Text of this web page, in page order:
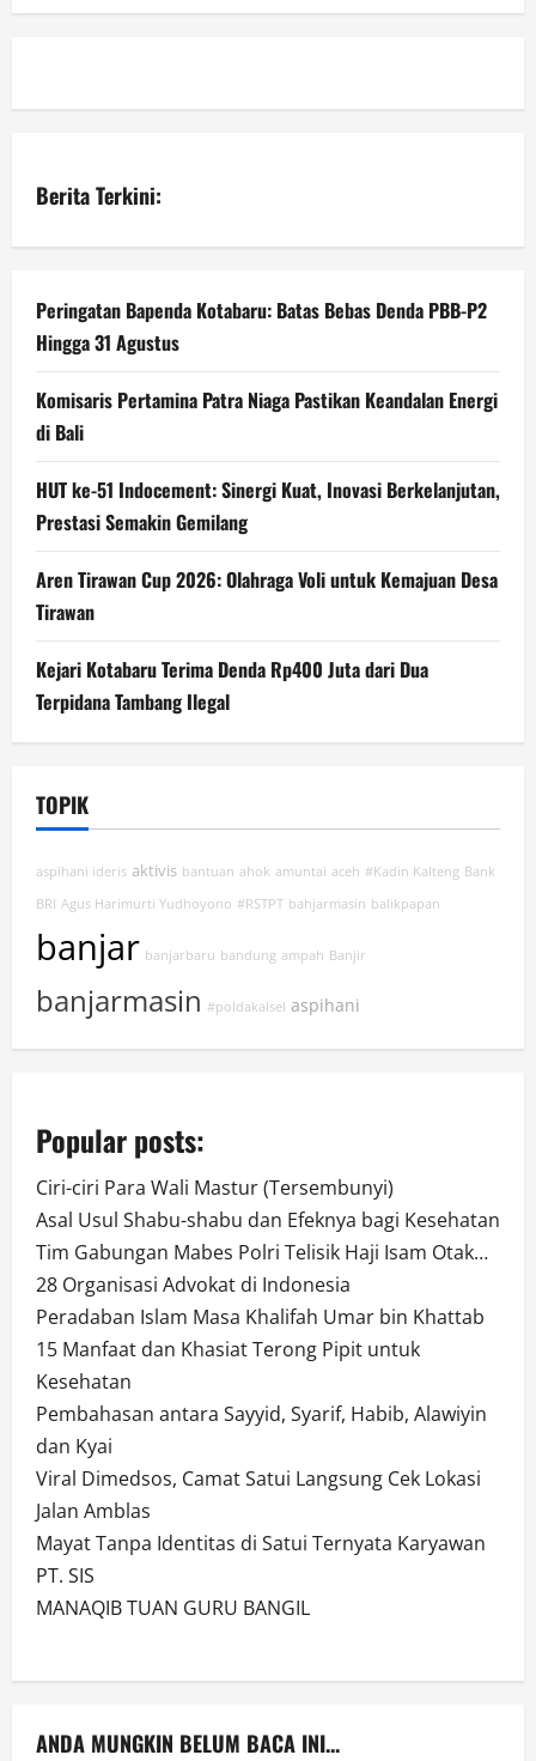
Berita Terkini:
Peringatan Bapenda Kotabaru: Batas Bebas Denda PBB-P2
Hingga 31 Agustus
Komisaris Pertamina Patra Niaga Pastikan Keandalan Energi
di Bali
HUT ke-51 Indocement: Sinergi Kuat, Inovasi Berkelanjutan,
Prestasi Semakin Gemilang
Aren Tirawan Cup 2026: Olahraga Voli untuk Kemajuan Desa
Tirawan
Kejari Kotabaru Terima Denda Rp400 Juta dari Dua
Terpidana Tambang Ilegal
TOPIK
aspihani ideris aktivis bantuan ahok amuntai aceh #Kadin Kalteng Bank
BRI Agus Harimurti Yudhoyono #RSTPT bahjarmasin balikpapan
banjar banjarbaru bandung ampah Banjir
banjarmasin #poldakalsel aspihani
Popular posts:
Ciri-ciri Para Wali Mastur (Tersembunyi)
Asal Usul Shabu-shabu dan Efeknya bagi Kesehatan
Tim Gabungan Mabes Polri Telisik Haji Isam Otak…
28 Organisasi Advokat di Indonesia
Peradaban Islam Masa Khalifah Umar bin Khattab
15 Manfaat dan Khasiat Terong Pipit untuk
Kesehatan
Pembahasan antara Sayyid, Syarif, Habib, Alawiyin
dan Kyai
Viral Dimedsos, Camat Satui Langsung Cek Lokasi
Jalan Amblas
Mayat Tanpa Identitas di Satui Ternyata Karyawan
PT. SIS
MANAQIB TUAN GURU BANGIL
ANDA MUNGKIN BELUM BACA INI...